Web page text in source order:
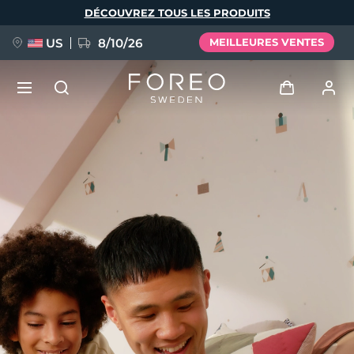
DÉCOUVREZ TOUS LES PRODUITS
US 8/10/26 MEILLEURES VENTES
Se connecter
Profil de l'utilisateur
Mes commandes
Mes abonnements
NOUVEAU
FAQ™ Pure Beauty-Tech Elixir
BREAKING NEWS
issa™ Teeth Whitening Set
Langue
English Deutsch
Español
Français
Italiano
Polski
Svenska
Русский
Türkçe
简体中文